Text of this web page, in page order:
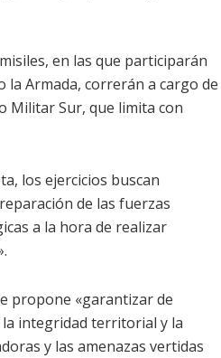
en las que participarán
la Armada, correrán a cargo de
Militar Sur, que limita con
los ejercicios buscan
de las fuerzas
a la hora de realizar
propone «garantizar de
integridad territorial y la
y las amenazas vertidas